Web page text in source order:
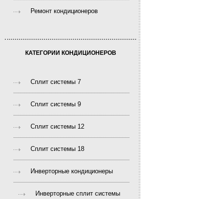
Ремонт кондиционеров
КАТЕГОРИИ КОНДИЦИОНЕРОВ
Сплит системы 7
Сплит системы 9
Сплит системы 12
Сплит системы 18
Инверторные кондиционеры
Инверторные сплит системы